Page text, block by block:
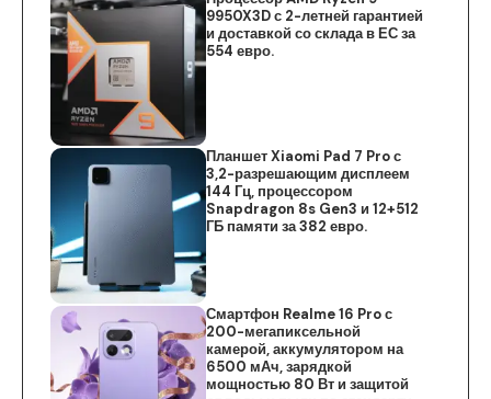
9950X3D с 2-летней гарантией
и доставкой со склада в ЕС за
554 евро.
Планшет Xiaomi Pad 7 Pro с
3,2-разрешающим дисплеем
144 Гц, процессором
Snapdragon 8s Gen3 и 12+512
ГБ памяти за 382 евро.
Смартфон Realme 16 Pro с
200-мегапиксельной
камерой, аккумулятором на
6500 мАч, зарядкой
мощностью 80 Вт и защитой